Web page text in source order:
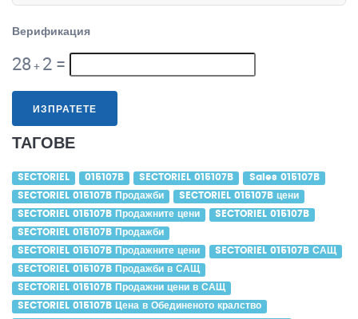
Верификация
28 + 2 =
ИЗПРАТЕТЕ
ТАГОВЕ
SECTORIEL 015107B SECTORIEL 015107B Sales 015107B
SECTORIEL 015107B Продажби SECTORIEL 015107B цени
SECTORIEL 015107B Продажните цени SECTORIEL 015107B
SECTORIEL 015107B Продажби
SECTORIEL 015107B Продажните цени SECTORIEL 015107B САЩ
SECTORIEL 015107B Продажби в САЩ
SECTORIEL 015107B Продажни цени в САЩ
SECTORIEL 015107B Цена в Обединеното кралство